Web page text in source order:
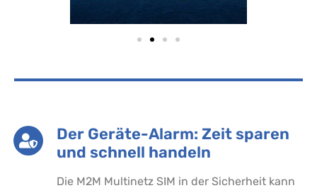
Der Geräte-Alarm: Zeit sparen
und schnell handeln
Die M2M Multinetz SIM in der Sicherheit kann